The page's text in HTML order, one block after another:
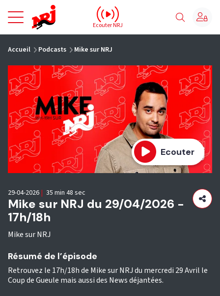
NRJ - Accueil
Ecouter NRJ
Accueil Podcasts Mike sur NRJ
Ecouter
Mike sur NRJ du 29/04/2026 -
17h/18h
Mike sur NRJ
29-04-2026 | 35 min 48 sec
Résumé de l’épisode
Retrouvez le 17h/18h de Mike sur NRJ du mercredi 29 Avril le
Coup de Gueule mais aussi des News déjantées.